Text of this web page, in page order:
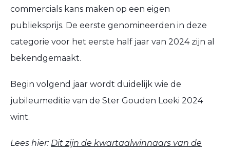
commercials kans maken op een eigen
publieksprijs. De eerste genomineerden in deze
categorie voor het eerste half jaar van 2024 zijn al
bekendgemaakt.
Begin volgend jaar wordt duidelijk wie de
jubileumeditie van de Ster Gouden Loeki 2024
wint.
Lees hier: Dit zijn de kwartaalwinnaars van de